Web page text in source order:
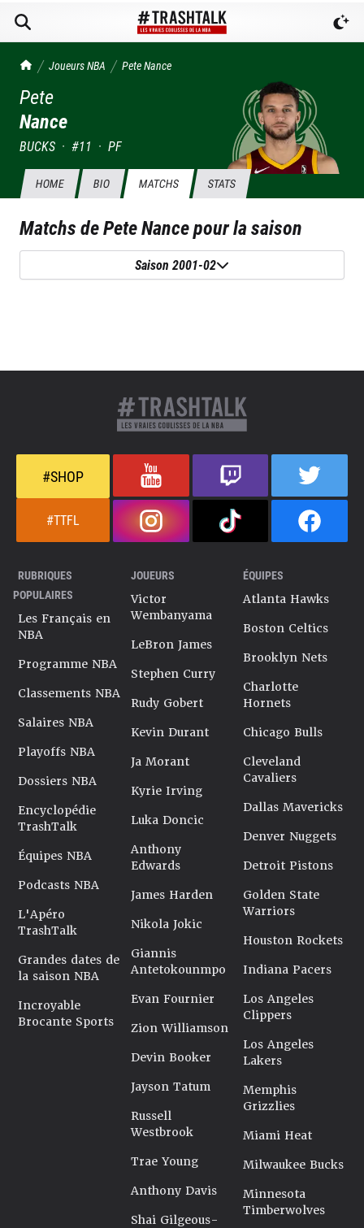
TrashTalk Actu NBA
Joueurs NBA PeteNance
Pete
Nance
BUCKS · #11 · PF
HOME BIO MATCHS STATS
Matchs dePete Nancepour la saison
Saison 2001-02
#SHOP
#TTFL
RUBRIQUES
POPULAIRES
Les Français en
NBA
Programme NBA
Classements NBA
Salaires NBA
Playoffs NBA
Dossiers NBA
Encyclopédie
TrashTalk
Équipes NBA
Podcasts NBA
L'Apéro
TrashTalk
Grandes dates de
la saison NBA
Incroyable
Brocante Sports
JOUEURS
Victor
Wembanyama
LeBron James
Stephen Curry
Rudy Gobert
Kevin Durant
Ja Morant
Kyrie Irving
Luka Doncic
Anthony
Edwards
James Harden
Nikola Jokic
Giannis
Antetokounmpo
Evan Fournier
Zion Williamson
Devin Booker
Jayson Tatum
Russell
Westbrook
Trae Young
Anthony Davis
Shai Gilgeous-
ÉQUIPES
Atlanta Hawks
Boston Celtics
Brooklyn Nets
Charlotte
Hornets
Chicago Bulls
Cleveland
Cavaliers
Dallas Mavericks
Denver Nuggets
Detroit Pistons
Golden State
Warriors
Houston Rockets
Indiana Pacers
Los Angeles
Clippers
Los Angeles
Lakers
Memphis
Grizzlies
Miami Heat
Milwaukee Bucks
Minnesota
Timberwolves